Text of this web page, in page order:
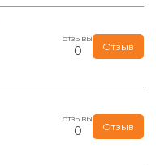
ОТЗЫВЫ
0 Отзыв
ОТЗЫВЫ
0 Отзыв